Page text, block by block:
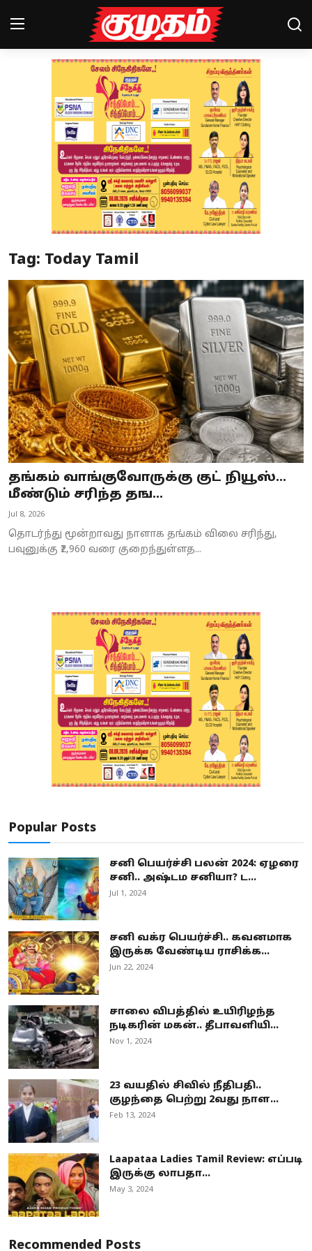
Magazines
Special Story
Business
Crime
Tamilnadu
National
World
Astrology
Spirituality
Weather
Tag: Today Tamil
தங்கம் வாங்குவோருக்கு குட் நியூஸ்...
மீண்டும் சரிந்த தங...
Jul 8, 2026
தொடர்ந்து மூன்றாவது நாளாக தங்கம் விலை சரிந்து,
பவுனுக்கு ₹2,960 வரை குறைந்துள்ளத...
Popular Posts
சனி பெயர்ச்சி பலன் 2024: ஏழரை
சனி.. அஷ்டம சனியா? ட...
Jul 1, 2024
சனி வக்ர பெயர்ச்சி.. கவனமாக
இருக்க வேண்டிய ராசிக்க...
Jun 22, 2024
சாலை விபத்தில் உயிரிழந்த
நடிகரின் மகன்.. தீபாவளியி...
Nov 1, 2024
23 வயதில் சிவில் நீதிபதி..
குழந்தை பெற்று 2வது நாள...
Feb 13, 2024
Laapataa Ladies Tamil Review: எப்படி
இருக்கு லாபதா...
May 3, 2024
Recommended Posts